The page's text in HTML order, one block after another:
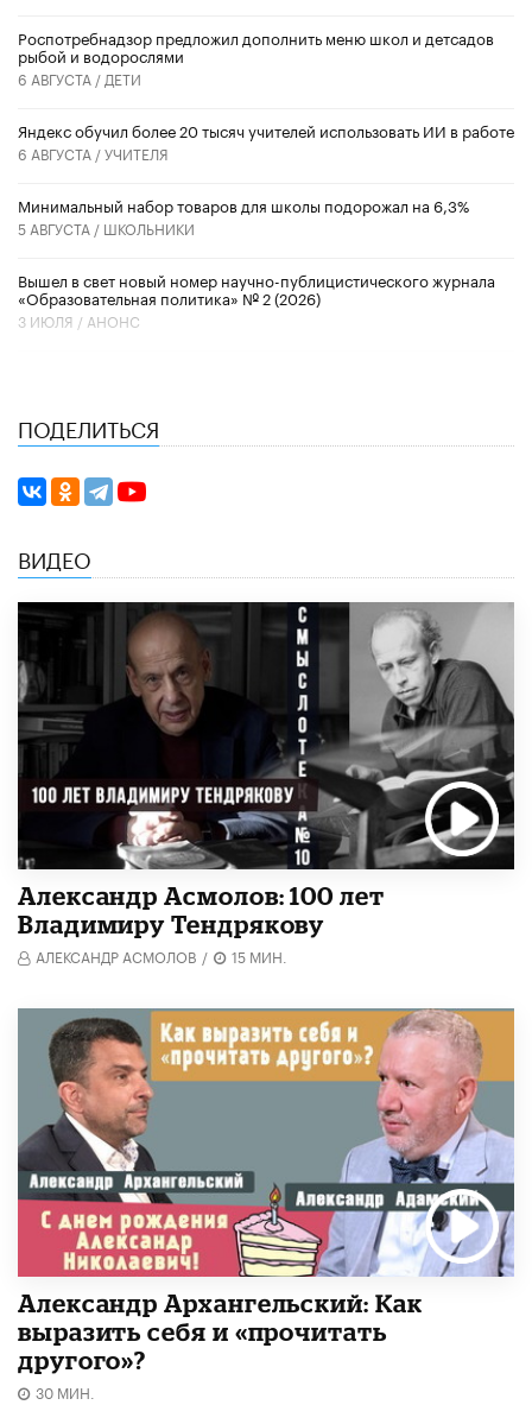
Роспотребнадзор предложил дополнить меню школ и детсадов
рыбой и водорослями
6 АВГУСТА / ДЕТИ
​Яндекс обучил более 20 тысяч учителей использовать ИИ в работе
6 АВГУСТА /УЧИТЕЛЯ
Минимальный набор товаров для школы подорожал на 6,3%
5 АВГУСТА / ШКОЛЬНИКИ
Вышел в свет новый номер научно-публицистического журнала
«Образовательная политика» № 2 (2026)
3 ИЮЛЯ / АНОНС
ПОДЕЛИТЬСЯ
ВИДЕО
Александр Асмолов: 100 лет
Владимиру Тендрякову
АЛЕКСАНДР АСМОЛОВ / 15 МИН.
Александр Архангельский: Как
выразить себя и «прочитать
другого»?
30 МИН.